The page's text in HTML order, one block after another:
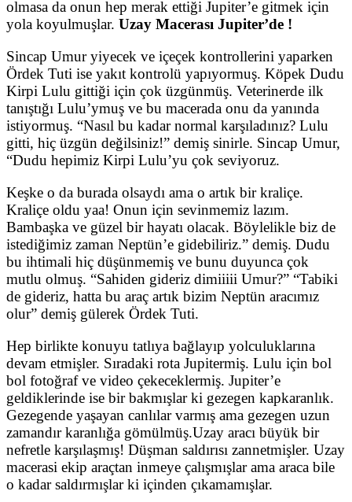
olmasa da onun hep merak ettiği Jupiter’e gitmek için
yola koyulmuşlar. Uzay Macerası Jupiter’de !
Sincap Umur yiyecek ve içeçek kontrollerini yaparken
Ördek Tuti ise yakıt kontrolü yapıyormuş. Köpek Dudu
Kirpi Lulu gittiği için çok üzgünmüş. Veterinerde ilk
tanıştığı Lulu’ymuş ve bu macerada onu da yanında
istiyormuş. “Nasıl bu kadar normal karşıladınız? Lulu
gitti, hiç üzgün değilsiniz!” demiş sinirle. Sincap Umur,
“Dudu hepimiz Kirpi Lulu’yu çok seviyoruz.
Keşke o da burada olsaydı ama o artık bir kraliçe.
Kraliçe oldu yaa! Onun için sevinmemiz lazım.
Bambaşka ve güzel bir hayatı olacak. Böylelikle biz de
istediğimiz zaman Neptün’e gidebiliriz.” demiş. Dudu
bu ihtimali hiç düşünmemiş ve bunu duyunca çok
mutlu olmuş. “Sahiden gideriz dimiiiii Umur?” “Tabiki
de gideriz, hatta bu araç artık bizim Neptün aracımız
olur” demiş gülerek Ördek Tuti.
Hep birlikte konuyu tatlıya bağlayıp yolculuklarına
devam etmişler. Sıradaki rota Jupitermiş. Lulu için bol
bol fotoğraf ve video çekeceklermiş. Jupiter’e
geldiklerinde ise bir bakmışlar ki gezegen kapkaranlık.
Gezegende yaşayan canlılar varmış ama gezegen uzun
zamandır karanlığa gömülmüş.Uzay aracı büyük bir
nefretle karşılaşmış! Düşman saldırısı zannetmişler. Uzay
macerasi ekip araçtan inmeye çalışmışlar ama araca bile
o kadar saldırmışlar ki içinden çıkamamışlar.